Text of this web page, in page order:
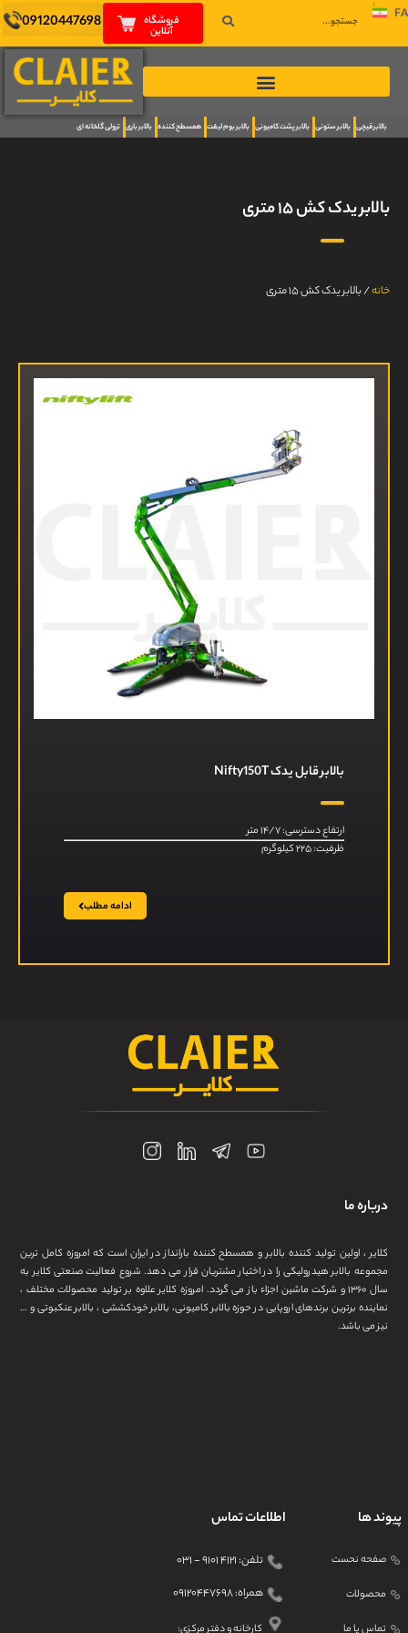
FA فروشگاه
آنلاین 09120447698
بالابر قیچی بالابر ستونی بالابر پشت کامیونی بالابر بوم لیفت همسطح کننده بالابر باری ترولی گلخانه ای
بالابر یدک کش ۱۵ متری
خانه/بالابر یدک کش ۱۵ متری
بالابر قابل یدک Nifty150T
ارتفاع دسترسی: ۱۴/۷ متر
ظرفیت: ۲۲۵ کیلوگرم
ادامه مطلب
درباره ما
کلایر ، اولین تولید کننده بالابر و همسطح کننده بارانداز در ایران است که امروزه کامل ترین
مجموعه بالابر هیدرولیکی را در اختیار مشتریان قرار می دهد. شروع فعالیت صنعتی کلایر به
سال ۱۳۶۰ و شرکت ماشین اجزاء باز می گردد. امروزه کلایر علاوه بر تولید محصولات مختلف ،
نماینده برترین برندهای اروپایی در حوزه بالابر کامیونی، بالابر خودکششی ، بالابر عنکبوتی و …
نیز می باشد.
پیوند ها
صفحه نحست
محصولات
تماس یا ما
اطلاعات تماس
تلفن: ۴۱۲۱ ۹۱۰۱ - ۰۳۱
همراه: ۰۹۱۲۰۴۴۷۶۹۸
کارخانه و دفتر مرکزی: